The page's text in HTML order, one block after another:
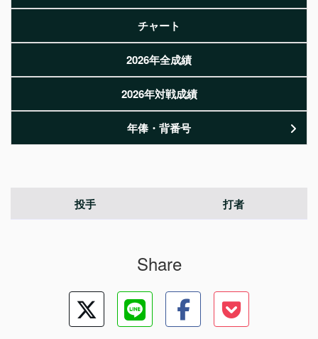
チャート
2026年全成績
2026年対戦成績
年俸・背番号
投手 打者
Share